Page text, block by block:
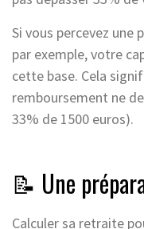
Si vous percevez une
par exemple, votre
cette base. Cela
remboursement ne
33% de 1500 euros).
📝 Une
Calculer sa retraite